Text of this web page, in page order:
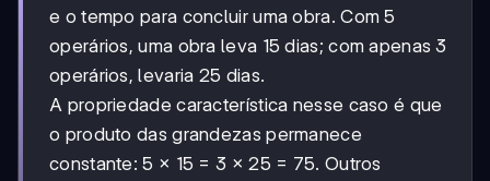
e o tempo para concluir uma obra. Com 5
operários, uma obra leva 15 dias; com apenas 3
operários, levaria 25 dias.
A propriedade característica nesse caso é que
o produto das grandezas permanece
constante: 5 × 15 = 3 × 25 = 75. Outros